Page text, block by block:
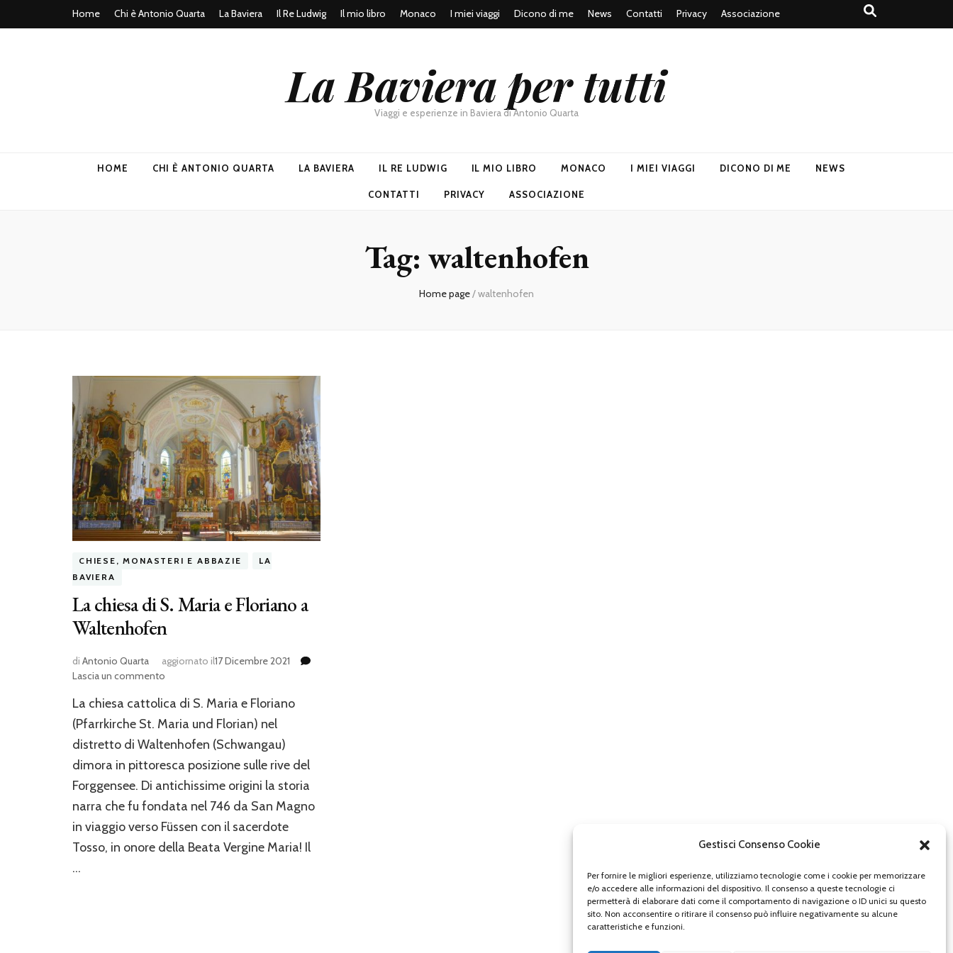
Gestisci Consenso Cookie
Per fornire le migliori esperienze, utilizziamo tecnologie come i cookie per memorizzare
e/o accedere alle informazioni del dispositivo. Il consenso a queste tecnologie ci
permetterà di elaborare dati come il comportamento di navigazione o ID unici su questo
sito. Non acconsentire o ritirare il consenso può influire negativamente su alcune
caratteristiche e funzioni.
Home Chi è Antonio Quarta La Baviera Il Re Ludwig Il mio libro Monaco I miei viaggi Dicono di me News Contatti Privacy Associazione
La Baviera per tutti
Viaggi e esperienze in Baviera di Antonio Quarta
HOME CHI È ANTONIO QUARTA LA BAVIERA IL RE LUDWIG IL MIO LIBRO MONACO I MIEI VIAGGI DICONO DI ME NEWS
CONTATTI PRIVACY ASSOCIAZIONE
Tag: waltenhofen
Home page/waltenhofen
CHIESE, MONASTERI E ABBAZIE
LA
BAVIERA
La chiesa di S. Maria e Floriano a
Waltenhofen
di Antonio Quarta aggiornato il17 Dicembre 2021
Lascia un commento
chiesa
di
Maria
e
Floriano
Waltenhofen
La chiesa cattolica di S. Maria e Floriano
(Pfarrkirche St. Maria und Florian) nel
distretto di Waltenhofen (Schwangau)
dimora in pittoresca posizione sulle rive del
Forggensee. Di antichissime origini la storia
narra che fu fondata nel 746 da San Magno
in viaggio verso Füssen con il sacerdote
Tosso, in onore della Beata Vergine Maria! Il
…